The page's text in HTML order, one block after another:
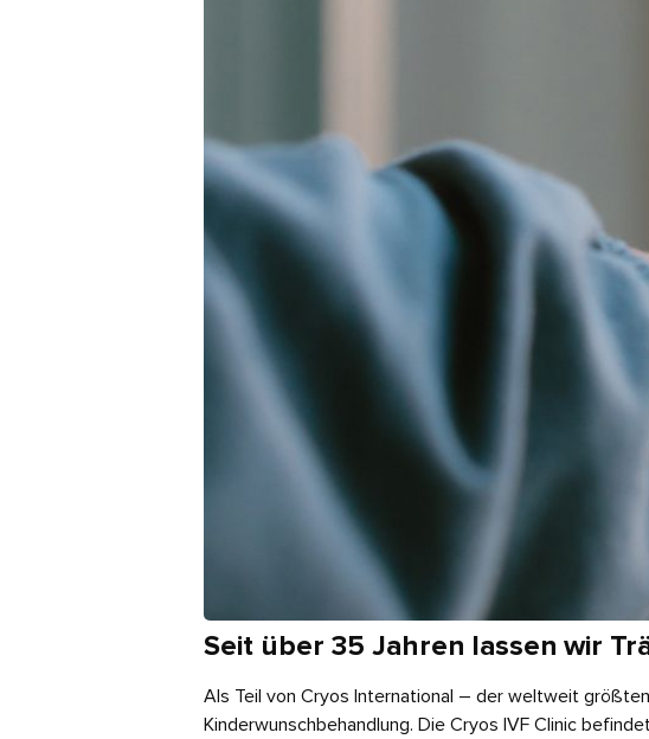
Seit über 35 Jahren lassen wir
Als Teil von Cryos International – der weltweit
Kinderwunschbehandlung. Die Cryos IVF Clinic